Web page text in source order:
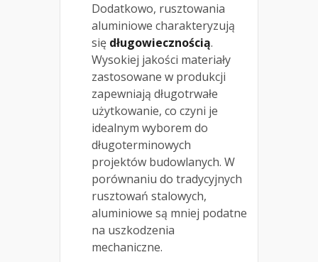
Dodatkowo, rusztowania
aluminiowe charakteryzują
się długowiecznością.
Wysokiej jakości materiały
zastosowane w produkcji
zapewniają długotrwałe
użytkowanie, co czyni je
idealnym wyborem do
długoterminowych
projektów budowlanych. W
porównaniu do tradycyjnych
rusztowań stalowych,
aluminiowe są mniej podatne
na uszkodzenia
mechaniczne.